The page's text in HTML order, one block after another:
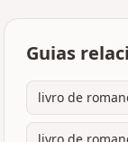
Guias
livro de